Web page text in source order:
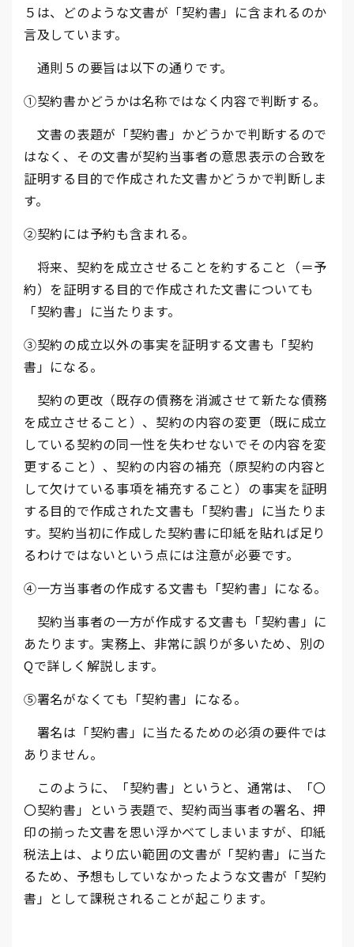
５は、どのような文書が「契約書」に含まれるのか
言及しています。
通則５の要旨は以下の通りです。
①契約書かどうかは名称ではなく内容で判断する。
文書の表題が「契約書」かどうかで判断するので
はなく、その文書が契約当事者の意思表示の合致を
証明する目的で作成された文書かどうかで判断しま
す。
②契約には予約も含まれる。
将来、契約を成立させることを約すること（＝予
約）を証明する目的で作成された文書についても
「契約書」に当たります。
③契約の成立以外の事実を証明する文書も「契約
書」になる。
契約の更改（既存の債務を消滅させて新たな債務
を成立させること）、契約の内容の変更（既に成立
している契約の同一性を失わせないでその内容を変
更すること）、契約の内容の補充（原契約の内容と
して欠けている事項を補充すること）の事実を証明
する目的で作成された文書も「契約書」に当たりま
す。契約当初に作成した契約書に印紙を貼れば足り
るわけではないという点には注意が必要です。
④一方当事者の作成する文書も「契約書」になる。
契約当事者の一方が作成する文書も「契約書」に
あたります。実務上、非常に誤りが多いため、別の
Qで詳しく解説します。
⑤署名がなくても「契約書」になる。
署名は「契約書」に当たるための必須の要件では
ありません。
このように、「契約書」というと、通常は、「〇
〇契約書」という表題で、契約両当事者の署名、押
印の揃った文書を思い浮かべてしまいますが、印紙
税法上は、より広い範囲の文書が「契約書」に当た
るため、予想もしていなかったような文書が「契約
書」として課税されることが起こります。